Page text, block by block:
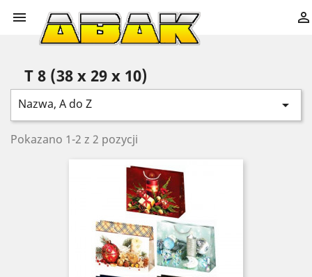
 
T 8 (38 x 29 x 10)
Nazwa, A do Z 
Pokazano 1-2 z 2 pozycji